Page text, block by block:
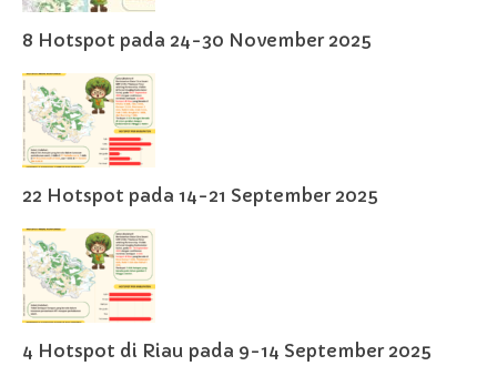
8 Hotspot pada 24-30 November 2025
22 Hotspot pada 14-21 September 2025
4 Hotspot di Riau pada 9-14 September 2025